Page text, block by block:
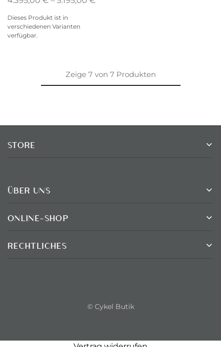
Dieses Produkt ist in
verschiedenen Varianten
verfügbar.
Zeige7 von 7 Produkten
STORE
ÜBER UNS
ONLINE-SHOP
RECHTLICHES
© Cykel Butik